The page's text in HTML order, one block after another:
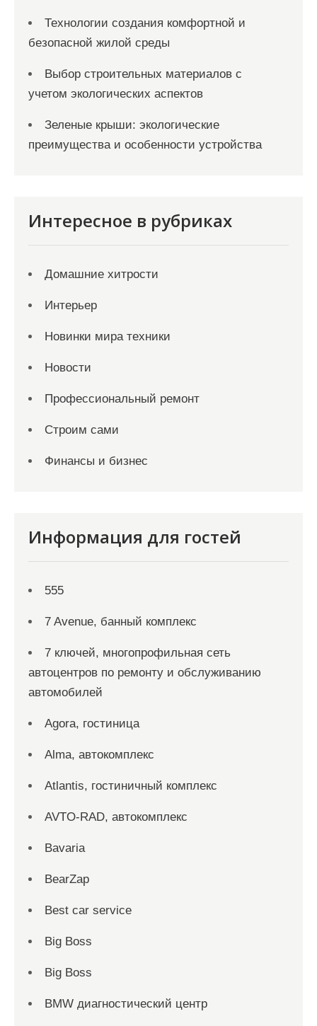
Технологии создания комфортной и
безопасной жилой среды
Выбор строительных материалов с
учетом экологических аспектов
Зеленые крыши: экологические
преимущества и особенности устройства
Интересное в рубриках
Домашние хитрости
Интерьер
Новинки мира техники
Новости
Профессиональный ремонт
Строим сами
Финансы и бизнес
Информация для гостей
555
7 Avenue, банный комплекс
7 ключей, многопрофильная сеть
автоцентров по ремонту и обслуживанию
автомобилей
Agora, гостиница
Alma, автокомплекс
Atlantis, гостиничный комплекс
AVTO-RAD, автокомплекс
Bavaria
BearZap
Best car service
Big Boss
Big Boss
BMW диагностический центр